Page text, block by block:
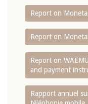
Report on
Report on
Report on
and payment
Rapport annuel